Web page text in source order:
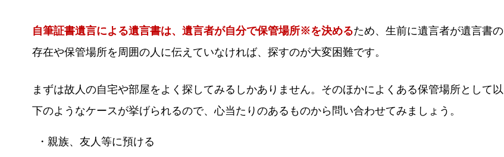
自筆証書遺言による遺言書は、遺言者が自分で保管場所※を決めるため、生前に遺言者が遺言書の
存在や保管場所を周囲の人に伝えていなければ、探すのが大変困難です。
まずは故人の自宅や部屋をよく探してみるしかありません。そのほかによくある保管場所として以
下のようなケースが挙げられるので、心当たりのあるものから問い合わせてみましょう。
・親族、友人等に預ける